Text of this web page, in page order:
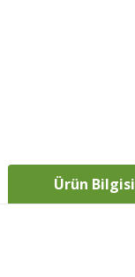
Ürün Bilgisi